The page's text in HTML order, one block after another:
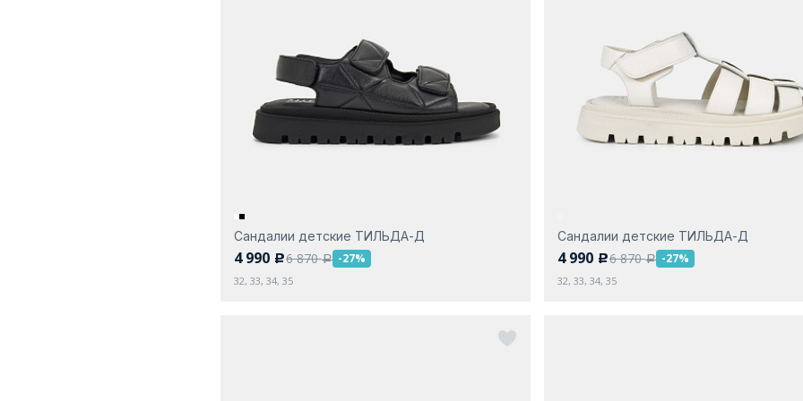
Сандалии детские ТИЛЬДА-Д
4 990 c6 870a -27%
32, 33, 34, 35
Сандалии детские ТИЛЬДА-Д
4 990 c6 870a -27%
32, 33, 34, 35